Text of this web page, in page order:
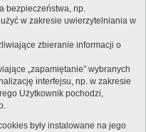
bezpieczeństwa, np.
w zakresie uwierzytelniania w
zbieranie informacji o
„zapamiętanie” wybranych
interfejsu, np. w zakresie
Użytkownik pochodzi,
były instalowane na jego